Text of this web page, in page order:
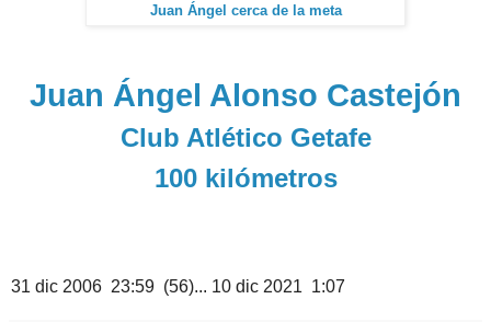
Juan Ángel cerca de la meta
Juan Ángel Alonso Castejón
Club Atlético Getafe
100 kilómetros
31 dic 2006 23:59 (56)... 10 dic 2021 1:07